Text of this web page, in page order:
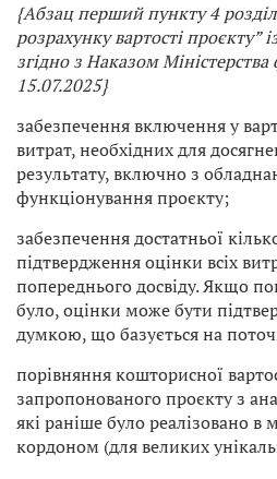
{Абзац перший пункту 4
розрахунку вартості проєкту”
згідно з Наказом
15.07.2025}
забезпечення включення у
витрат, необхідних для
результату, включно з
функціонування проєкту;
забезпечення достатньої
підтвердження оцінки всіх
попереднього досвіду. Якщо
було, оцінки може бути
думкою, що базується на
порівняння кошторисної
запропонованого проєкту з
які раніше було реалізовано в
кордоном (для великих